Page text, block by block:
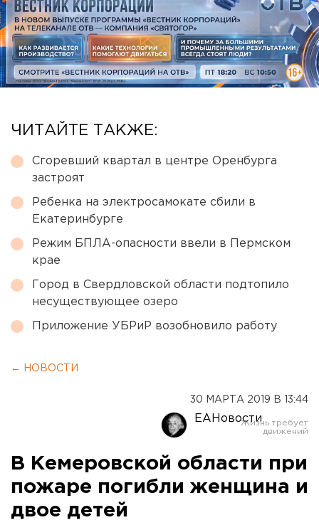
ЧИТАЙТЕ ТАКЖЕ:
Сгоревший квартал в центре Оренбурга
застроят
Ребенка на электросамокате сбили в
Екатеринбурге
Режим БПЛА-опасности ввели в Пермском
крае
Город в Свердловской области подтопило
несуществующее озеро
Приложение УБРиР возобновило работу
← НОВОСТИ
30 МАРТА 2019 В 13:44
ЕАНовости
В Кемеровской области при
пожаре погибли женщина и
двое детей